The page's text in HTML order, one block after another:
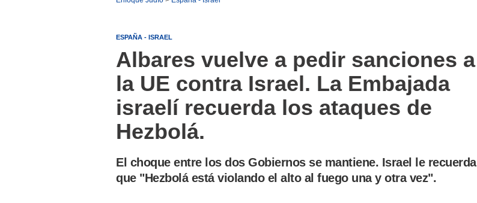
ESPAÑA - ISRAEL
Albares vuelve a pedir sanciones a
la UE contra Israel. La Embajada
israelí recuerda los ataques de
Hezbolá.
El choque entre los dos Gobiernos se mantiene. Israel le recuerda
que "Hezbolá está violando el alto al fuego una y otra vez".